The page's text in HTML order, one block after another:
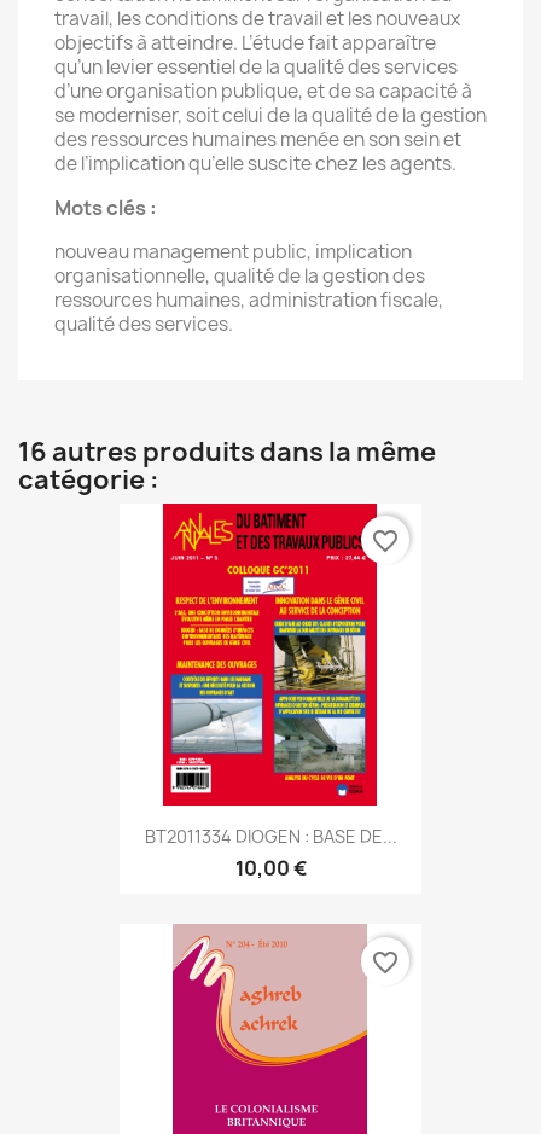
travail, les conditions de travail et les nouveaux
objectifs à atteindre. L’étude fait apparaître
qu’un levier essentiel de la qualité des services
d’une organisation publique, et de sa capacité à
se moderniser, soit celui de la qualité de la gestion
des ressources humaines menée en son sein et
de l’implication qu’elle suscite chez les agents.
Mots clés :
nouveau management public, implication
organisationnelle, qualité de la gestion des
ressources humaines, administration fiscale,
qualité des services.
16 autres produits dans la même
catégorie :
BT2011334 DIOGEN : BASE DE...
10,00 €
favorite_border
favorite_border